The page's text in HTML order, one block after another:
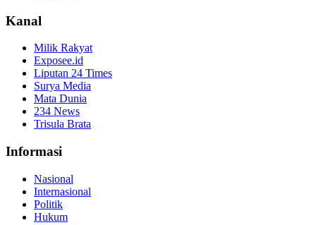
Kanal
Milik Rakyat
Exposee.id
Liputan 24 Times
Surya Media
Mata Dunia
234 News
Trisula Brata
Informasi
Nasional
Internasional
Politik
Hukum